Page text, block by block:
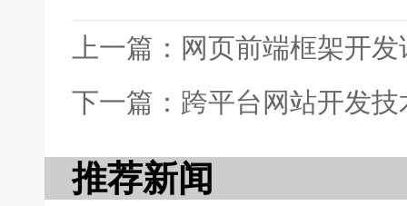
上一篇：网页前端框架开
下一篇：跨平台网站开发技
推荐新闻